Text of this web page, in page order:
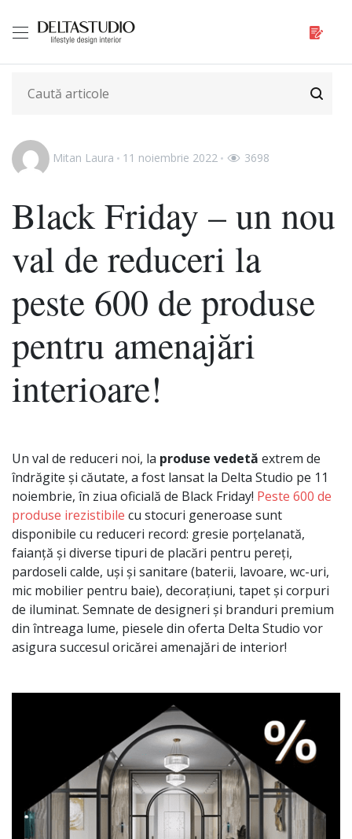
Mitan Laura 11 noiembrie 2022 3698
Black Friday – un nou
val de reduceri la
peste 600 de produse
pentru amenajări
interioare!
Un val de reduceri noi, la produse vedetă extrem de
îndrăgite și căutate, a fost lansat la Delta Studio pe 11
noiembrie, în ziua oficială de Black Friday! Peste 600 de
produse irezistibile cu stocuri generoase sunt
disponibile cu reduceri record: gresie porțelanată,
faianță și diverse tipuri de placări pentru pereți,
pardoseli calde, uși și sanitare (baterii, lavoare, wc-uri,
mic mobilier pentru baie), decorațiuni, tapet și corpuri
de iluminat. Semnate de designeri și branduri premium
din întreaga lume, piesele din oferta Delta Studio vor
asigura succesul oricărei amenajări de interior!